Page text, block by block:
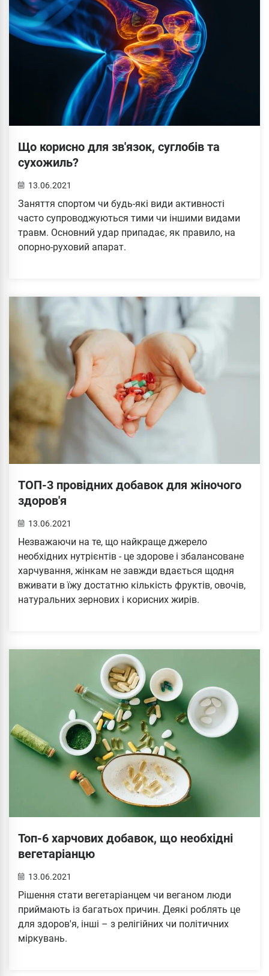
Що корисно для зв'язок, суглобів та
сухожиль?
13.06.2021
Заняття спортом чи будь-які види активності
часто супроводжуються тими чи іншими видами
травм. Основний удар припадає, як правило, на
опорно-руховий апарат.
ТОП-3 провідних добавок для жіночого
здоров'я
13.06.2021
Незважаючи на те, що найкраще джерело
необхідних нутрієнтів - це здорове і збалансоване
харчування, жінкам не завжди вдається щодня
вживати в їжу достатню кількість фруктів, овочів,
натуральних зернових і корисних жирів.
Топ-6 харчових добавок, що необхідні
вегетаріанцю
13.06.2021
Рішення стати вегетаріанцем чи веганом люди
приймають із багатьох причин. Деякі роблять це
для здоров'я, інші – з релігійних чи політичних
міркувань.